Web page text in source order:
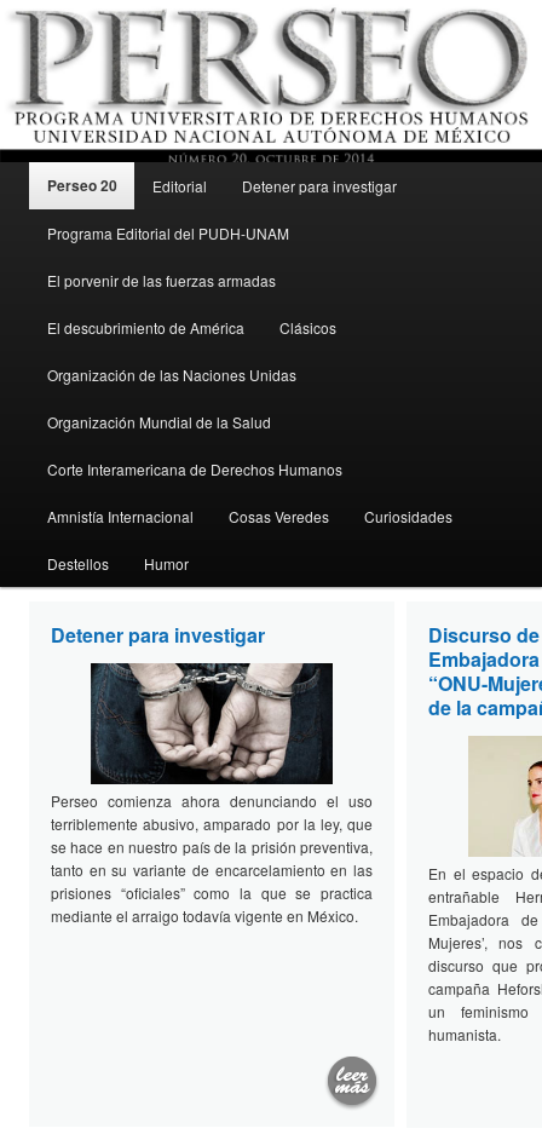
Perseo – PUDH UNAM
Menú principal
Ir al contenido secundario
Perseo 20 Editorial Detener para investigar
Programa Editorial del PUDH-UNAM
El porvenir de las fuerzas armadas
El descubrimiento de América Clásicos
Organización de las Naciones Unidas
Organización Mundial de la Salud
Corte Interamericana de Derechos Humanos
Amnistía Internacional Cosas Veredes Curiosidades
Destellos Humor
Perseo 20
octubre 2014
Detener para investigar
Perseo comienza ahora denunciando el uso
terriblemente abusivo, amparado por la ley, que
se hace en nuestro país de la prisión preventiva,
tanto en su variante de encarcelamiento en las
prisiones “oficiales” como la que se practica
mediante el arraigo todavía vigente en México.
Discurso
“ONU-
de la
En el espacio
entrañable
Embajadora
Mujeres’, nos
discurso que
campaña
un feminismo
humanista.